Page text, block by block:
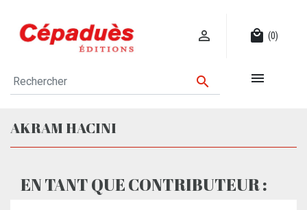
 local_mall (0)
 
AKRAM HACINI
EN TANT QUE CONTRIBUTEUR :